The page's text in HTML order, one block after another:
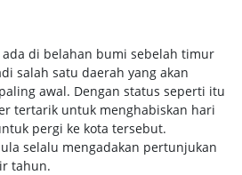
ada di belahan bumi sebelah timur
salah satu daerah yang akan
awal. Dengan status seperti itu
tertarik untuk menghabiskan hari
pergi ke kota tersebut.
selalu mengadakan pertunjukan
tahun.